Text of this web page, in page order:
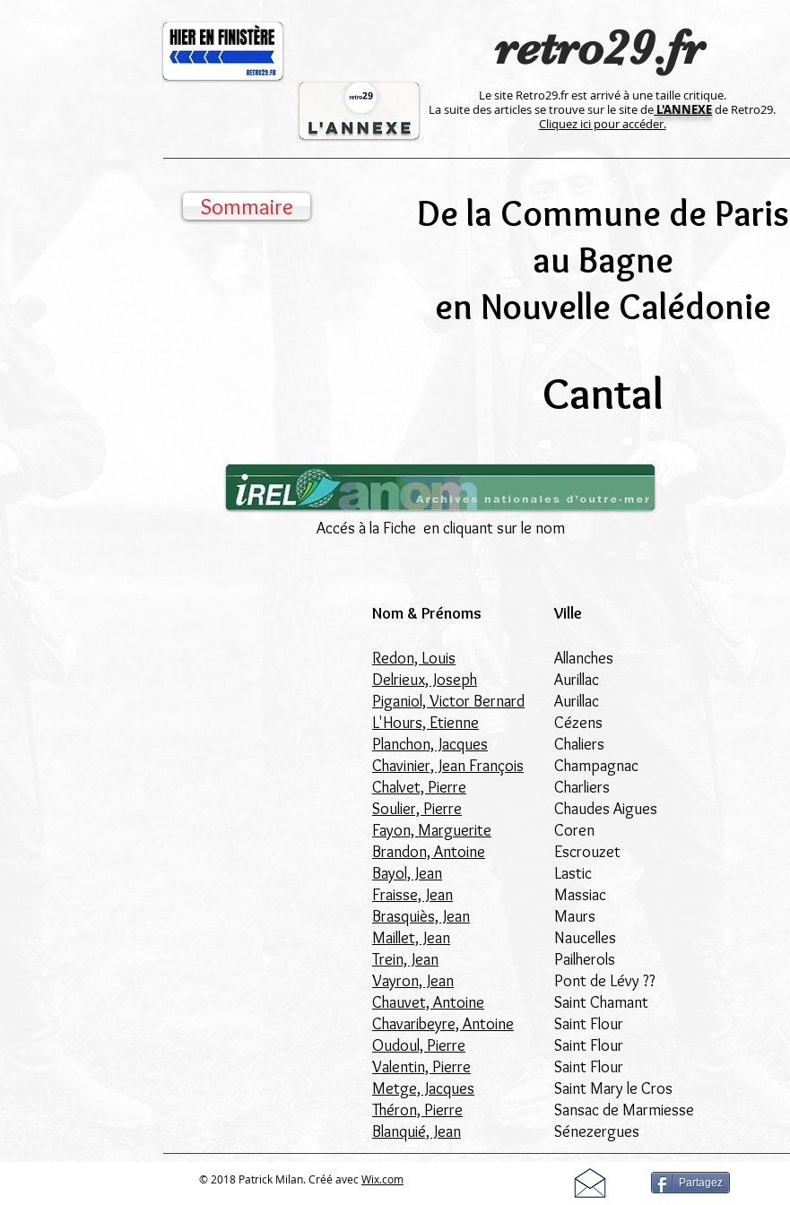
retro29.fr
Le site Retro29.fr est arrivé à une taille critique.
La suite des articles se trouve sur le site deL'ANNEXEde Retro29.
Cliquez ici pour accéder.
Sommaire
De la Commune de Paris
au Bagne
en Nouvelle Calédonie
Cantal
Accés à la Fiche en cliquant sur le nom
Nom & Prénoms
Redon, Louis
Delrieux, Joseph
Piganiol, Victor Bernard
L'Hours, Etienne
Planchon, Jacques
Chavinier, Jean François
Chalvet, Pierre
Soulier, Pierre
Fayon, Marguerite
Brandon, Antoine
Bayol, Jean
Fraisse, Jean
Brasquiès, Jean
Maillet, Jean
Trein, Jean
Vayron, Jean
Chauvet, Antoine
Chavaribeyre, Antoine
Oudoul, Pierre
Valentin, Pierre
Metge, Jacques
Théron, Pierre
Blanquié, Jean
Ville
Allanches
Aurillac
Aurillac
Cézens
Chaliers
Champagnac
Charliers
Chaudes Aigues
Coren
Escrouzet
Lastic
Massiac
Maurs
Naucelles
Pailherols
Pont de Lévy ??
Saint Chamant
Saint Flour
Saint Flour
Saint Flour
Saint Mary le Cros
Sansac de Marmiesse
Sénezergues
© 2018 Patrick Milan. Créé avecWix.com Partagez